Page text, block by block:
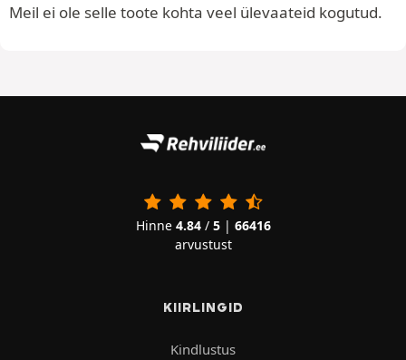
Meil ei ole selle toote kohta veel ülevaateid kogutud.
Hinne 4.84/ 5| 66416
arvustust
KIIRLINGID
Kindlustus